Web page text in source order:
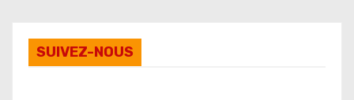
SUIVEZ-NOUS